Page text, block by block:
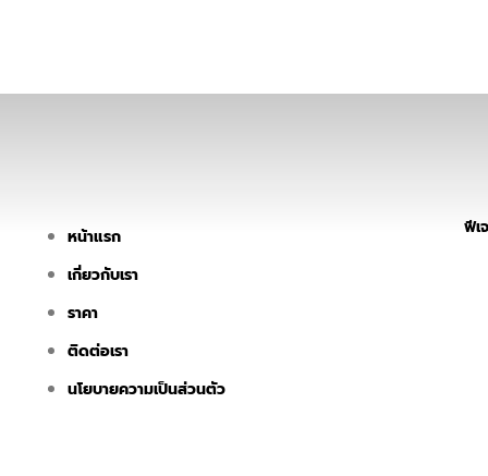
หน้าแรก
เกี่ยวกับเรา
ราคา
ติดต่อเรา
นโยบายความเป็นส่วนตัว
ฟีเ